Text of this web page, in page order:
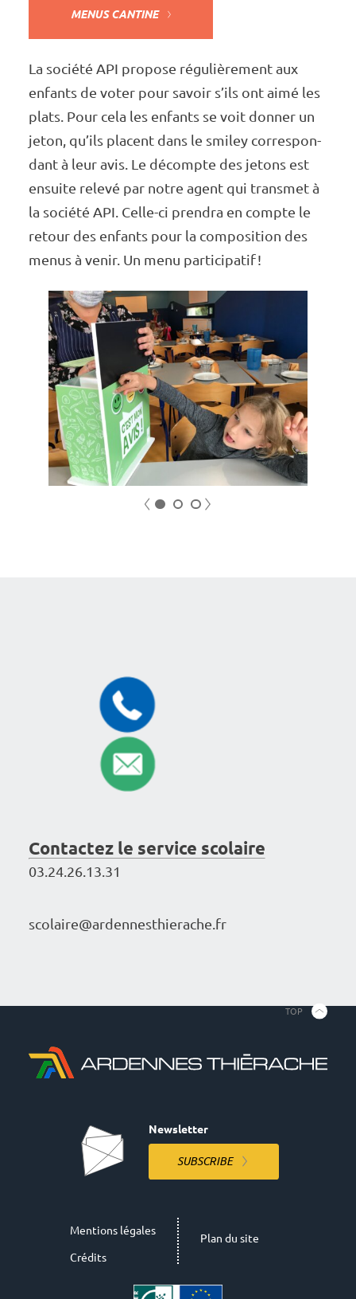
MENUS CANTINE
La société API propose régu­­­­­­­­liè­­­­­­­­re­­­­­­­­ment aux
enfants de voter pour savoir s’ils ont aimé les
plats. Pour cela les enfants se voit donner un
jeton, qu’ils placent dans le smiley corres­­­­­­­pon­­­­­­­
dant à leur avis. Le décompte des jetons est
ensuite relevé par notre agent qui trans­­­­­­­met à
la société API. Celle-ci pren­­­­­­­dra en compte le
retour des enfants pour la compo­­­­­­­si­­­­­­­tion des
menus à venir. Un menu parti­­­­­­­ci­­­­­­­pa­­­­­­­tif !
Contac­­­­­­­­­­­­tez le service scolaire
03.24.26.13.31
scolai­­­­­­­­re@ar­­­­­­­den­­­­­­­­nes­­­­­­­thie­­­­­­­­rache.fr
Newsletter
SUBSCRIBE
Mentions légales
Crédits
Plan du site
TOP